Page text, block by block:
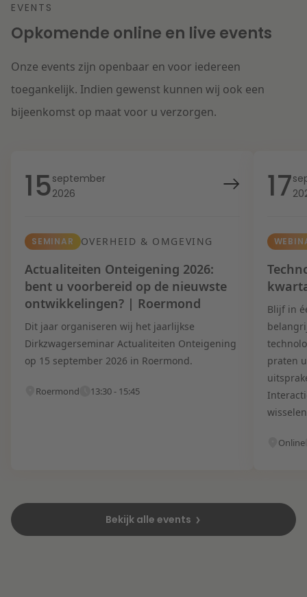
EVENTS
Opkomende online en live events
Onze events zijn openbaar en voor iedereen
toegankelijk. Indien gewenst kunnen wij ook een
bijeenkomst op maat voor u verzorgen.
15september
2026
SEMINAR OVERHEID & OMGEVING
Actualiteiten Onteigening 2026:
bent u voorbereid op de nieuwste
ontwikkelingen? | Roermond
Dit jaar organiseren wij het jaarlijkse
Dirkzwagerseminar Actualiteiten Onteigening
op 15 september 2026 in Roermond.
Roermond 13:30 - 15:45
17
Blijf in
praten
Online
Bekijk alle events